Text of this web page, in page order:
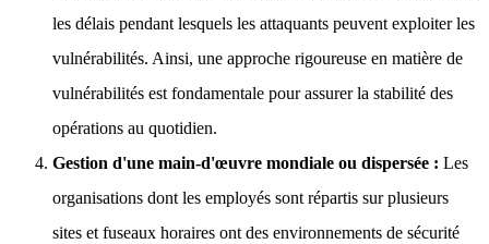
les délais pendant lesquels les attaquants peuvent exploiter les
vulnérabilités. Ainsi, une approche rigoureuse en matière de
vulnérabilités est fondamentale pour assurer la stabilité des
opérations au quotidien.
Gestion d'une main-d'œuvre mondiale ou dispersée : Les
organisations dont les employés sont répartis sur plusieurs
sites et fuseaux horaires ont des environnements de sécurité